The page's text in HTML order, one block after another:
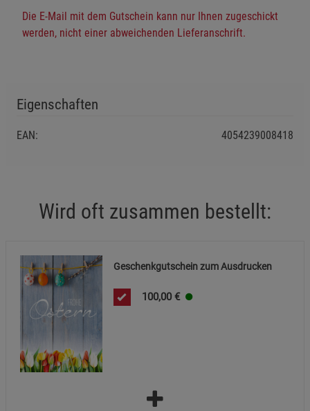
Die E-Mail mit dem Gutschein kann nur Ihnen zugeschickt
werden, nicht einer abweichenden Lieferanschrift.
Eigenschaften
EAN: 4054239008418
Wird oft zusammen bestellt:
Geschenkgutschein zum Ausdrucken
100,00 €
Zurück Einstellungen speichern für die Gruppe
Einwilligung nicht erteilen
Cookie-Informationen
Cookie-Informationen
Marketing Cookies (3)
Beschreibung Marketing Cookies
Cookie-Informationen
Datenschutzerklärung